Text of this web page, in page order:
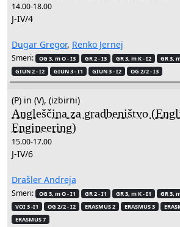
14.00-18.00
J-IV/4
Dugar Gregor, Renko Jernej
Smeri: OG 3, m O - I3 GR 2 - I3 GR 3, m K - I2 GR 3,
GIUN 2 - I2
GIUN 3 - I1 GIUN 3 - I2 OG 2/2 - I3
(P) in (V), (izbirni)
Angleščina za gradbeništvo
Engineering)
15.00-17.00
J-IV/6
Drašler Andreja
Smeri: OG 3, m O - I1 GR 2 - I1 GR 3, m K - I1 GR 3,
VOI 3 -I1
OG 2/2 - I2 ERASMUS 2 ERASMUS 3
ERASMUS 7